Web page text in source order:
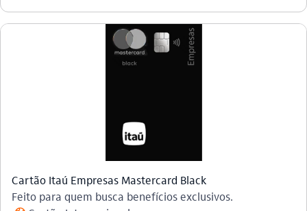
Cartão Itaú Empresas Mastercard Black
Feito para quem busca benefícios exclusivos.